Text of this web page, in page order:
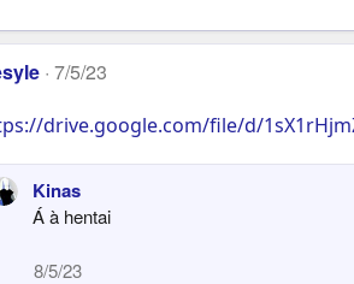
7/5/23
drive.google.com/file/d/
Kinas
Á à hentai
8/5/23